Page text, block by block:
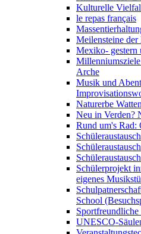
Kulturelle
le repas français
Meilensteine
Mexiko- gestern
Arche
Musik und
Naturerbe
Neu in Verden?
Rund um's Rad:
Schülerprojekt
eigenes
School
UNESCO-